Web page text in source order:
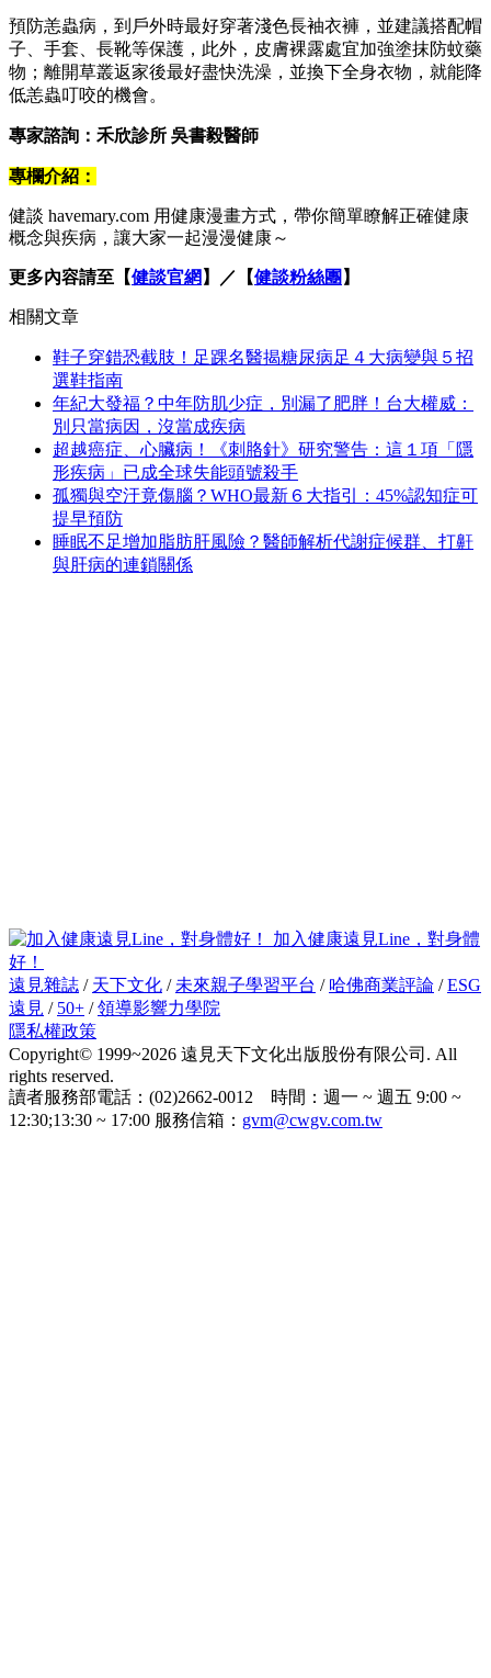
預防恙蟲病，到戶外時最好穿著淺色長袖衣褲，並建議搭配帽
子、手套、長靴等保護，此外，皮膚裸露處宜加強塗抹防蚊藥
物；離開草叢返家後最好盡快洗澡，並換下全身衣物，就能降
低恙蟲叮咬的機會。
專家諮詢：禾欣診所 吳書毅醫師
專欄介紹：
健談 havemary.com 用健康漫畫方式，帶你簡單瞭解正確健康
概念與疾病，讓大家一起漫漫健康～
更多內容請至【健談官網 】／【健談粉絲團 】
相關文章
鞋子穿錯恐截肢！足踝名醫揭糖尿病足４大病變與５招
選鞋指南
年紀大發福？中年防肌少症，別漏了肥胖！台大權威：
別只當病因，沒當成疾病
超越癌症、心臟病！《刺胳針》研究警告：這１項「隱
形疾病」已成全球失能頭號殺手
孤獨與空汙竟傷腦？WHO最新６大指引：45%認知症可
提早預防
睡眠不足增加脂肪肝風險？醫師解析代謝症候群、打鼾
與肝病的連鎖關係
加入健康遠見Line，對身體
好！
遠見雜誌 / 天下文化 / 未來親子學習平台 / 哈佛商業評論 /ESG
遠見 / 50+ /領導影響力學院
隱私權政策
Copyright© 1999~2026 遠見天下文化出版股份有限公司. All
rights reserved.
讀者服務部電話：(02)2662-0012 時間：週一 ~ 週五 9:00 ~
12:30;13:30 ~ 17:00 服務信箱： gvm@cwgv.com.tw